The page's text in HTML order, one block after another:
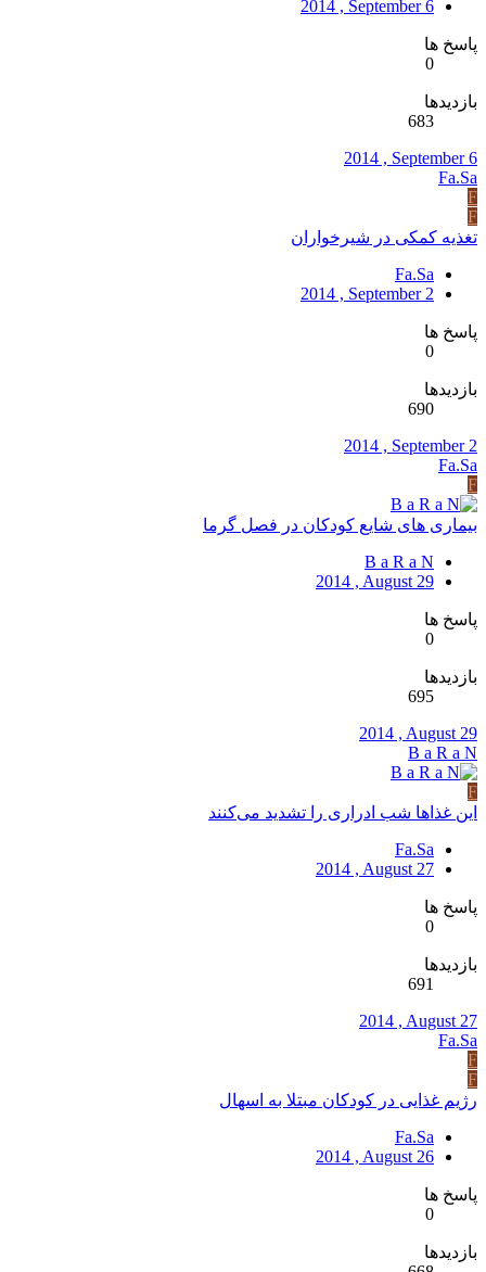
2014 , September 6
پاسخ ها
0
بازدیدها
683
2014 , September 6
Fa.Sa
F
F
تغذیه کمکی در شیرخواران
Fa.Sa
2014 , September 2
پاسخ ها
0
بازدیدها
690
2014 , September 2
Fa.Sa
F
بیماری های شایع کودکان در فصل گرما
B a R a N
2014 , August 29
پاسخ ها
0
بازدیدها
695
2014 , August 29
B a R a N
F
این غذاها شب ادراری را تشدید می‌کنند
Fa.Sa
2014 , August 27
پاسخ ها
0
بازدیدها
691
2014 , August 27
Fa.Sa
F
F
رژیم غذایی در ​کودکان مبتلا به اسهال
Fa.Sa
2014 , August 26
پاسخ ها
0
بازدیدها